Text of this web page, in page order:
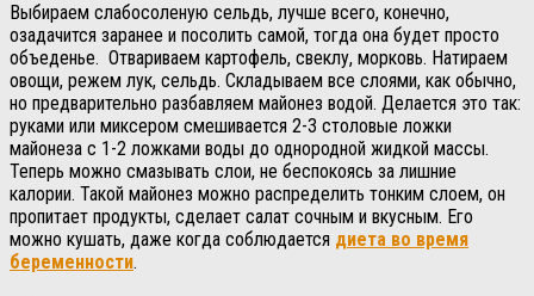
Выбираем слабосоленую сельдь, лучше всего, конечно,
озадачится заранее и посолить самой, тогда она будет просто
объеденье. Отвариваем картофель, свеклу, морковь. Натираем
овощи, режем лук, сельдь. Складываем все слоями, как обычно,
но предварительно разбавляем майонез водой. Делается это так:
руками или миксером смешивается 2-3 столовые ложки
майонеза с 1-2 ложками воды до однородной жидкой массы.
Теперь можно смазывать слои, не беспокоясь за лишние
калории. Такой майонез можно распределить тонким слоем, он
пропитает продукты, сделает салат сочным и вкусным. Его
можно кушать, даже когда соблюдается диета во время
беременности.